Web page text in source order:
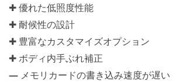
✚ 優れた低照度性能
✚ 耐候性の設計
✚ 豊富なカスタマイズオプション
✚ ボディ内手ぶれ補正
— メモリカードの書き込み速度が遅い